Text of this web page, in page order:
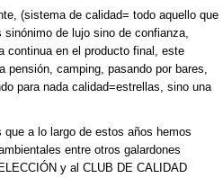
(sistema de calidad= todo aquello que
de lujo sino de confianza,
continua en el producto final, este
pensión, camping, pasando por bares,
para nada calidad=estrellas, sino una
a lo largo de estos años hemos
entre otros galardones
y al CLUB DE CALIDAD